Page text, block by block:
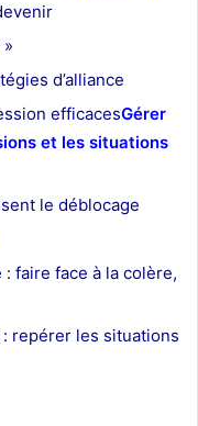
d’alliance
efficacesGérer
et les situations
le déblocage
faire face à la colère,
repérer les situations